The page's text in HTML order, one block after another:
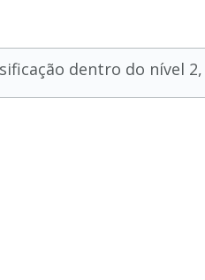
dentro do nível